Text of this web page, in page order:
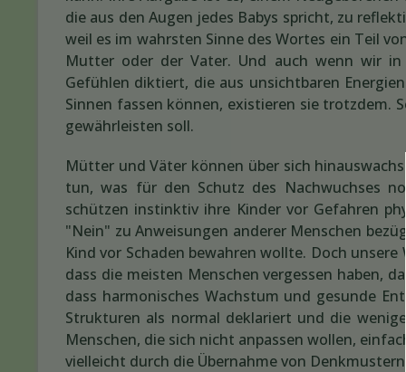
die aus den Augen jedes Babys spricht, zu
weil es im wahrsten Sinne des Wortes ein Teil
Mutter oder der Vater. Und auch wenn wir
Gefühlen diktiert, die aus unsichtbaren
Sinnen fassen können, existieren sie trotzdem.
gewährleisten soll.
Mütter und Väter können über sich
tun, was für den Schutz des Nachwuchses
schützen instinktiv ihre Kinder vor Gefahren
"Nein" zu Anweisungen anderer Menschen
Kind vor Schaden bewahren wollte. Doch
dass die meisten Menschen vergessen haben,
dass harmonisches Wachstum und gesunde
Strukturen als normal deklariert und die
Menschen, die sich nicht anpassen wollen,
vielleicht durch die Übernahme von